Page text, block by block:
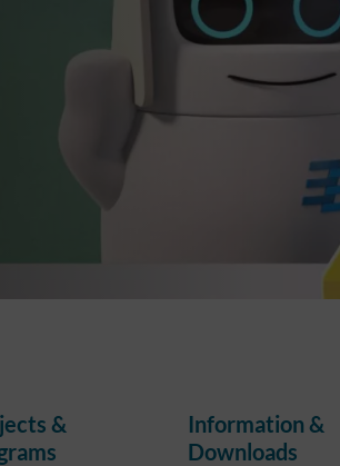
&
Information &
Downloads